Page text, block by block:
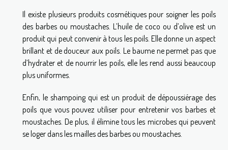
Il existe plusieurs produits cosmétiques pour soigner les poils
des barbes ou moustaches. L’huile de coco ou d’olive est un
produit qui peut convenir à tous les poils. Elle donne un aspect
brillant et de douceur aux poils. Le baume ne permet pas que
d’hydrater et de nourrir les poils, elle les rend aussi beaucoup
plus uniformes.
Enfin, le shampoing qui est un produit de dépoussiérage des
poils que vous pouvez utiliser pour entretenir vos barbes et
moustaches. De plus, il élimine tous les microbes qui peuvent
se loger dans les mailles des barbes ou moustaches.